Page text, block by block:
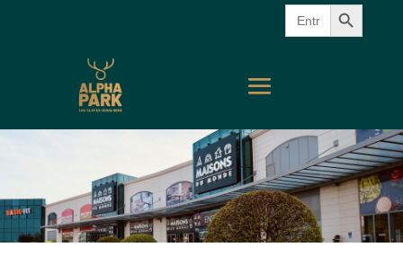
Search
for:
Search Button